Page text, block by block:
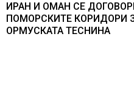
ИРАН И ОМАН СЕ
ПОМОРСКИТЕ КОРИДОРИ
ОРМУСКАТА ТЕСНИНА